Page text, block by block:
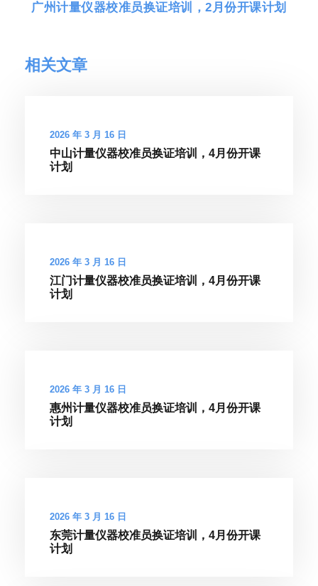
广州计量仪器校准员换证培训，2月份开课计划
相关文章
2026 年 3 月 16 日
中山计量仪器校准员换证培训，4月份开课
计划
2026 年 3 月 16 日
江门计量仪器校准员换证培训，4月份开课
计划
2026 年 3 月 16 日
惠州计量仪器校准员换证培训，4月份开课
计划
2026 年 3 月 16 日
东莞计量仪器校准员换证培训，4月份开课
计划